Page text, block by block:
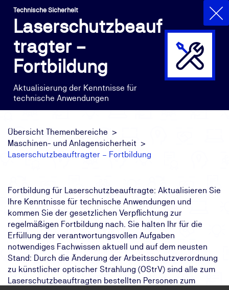
Technische Sicherheit
Laserschutzbeauf
tragter –
Fortbildung
Aktualisierung der Kenntnisse für
technische Anwendungen
Übersicht Themenbereiche
Maschinen- und Anlagensicherheit
Laserschutzbeauftragter – Fortbildung
Fortbildung für Laserschutzbeauftragte: Aktualisieren Sie
Ihre Kenntnisse für technische Anwendungen und
kommen Sie der gesetzlichen Verpflichtung zur
regelmäßigen Fortbildung nach. Sie halten Ihr für die
Erfüllung der verantwortungsvollen Aufgaben
notwendiges Fachwissen aktuell und auf dem neusten
Stand: Durch die Änderung der Arbeitsschutzverordnung
zu künstlicher optischer Strahlung (OStrV) sind alle zum
Laserschutzbeauftragten bestellten Personen zum